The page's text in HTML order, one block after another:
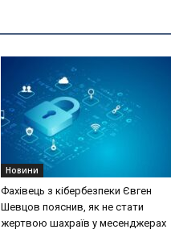
Новини
Фахівець з кібербезпеки Євген
Шевцов пояснив, як не стати
жертвою шахраїв у месенджерах